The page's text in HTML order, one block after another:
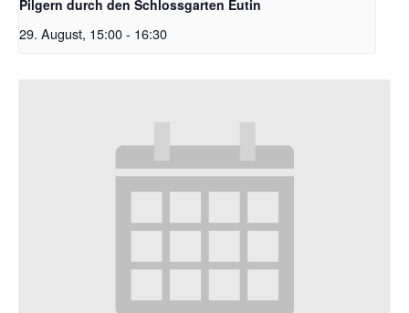
Pilgern durch den Schlossgarten Eutin
29. August, 15:00- 16:30